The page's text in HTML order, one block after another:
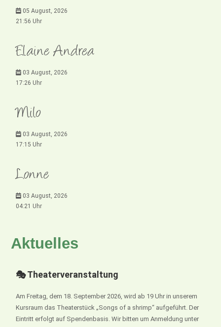
05 August, 2026
21:56 Uhr
Elaine Andrea
03 August, 2026
17:26 Uhr
Milo
03 August, 2026
17:15 Uhr
Lonne
03 August, 2026
04:21 Uhr
Aktuelles
🎭 Theaterveranstaltung
Am Freitag, dem 18. September 2026, wird ab 19 Uhr in unserem
Kursraum das Theaterstück „Songs of a shrimp“ aufgeführt. Der
Eintritt erfolgt auf Spendenbasis. Wir bitten um Anmeldung unter